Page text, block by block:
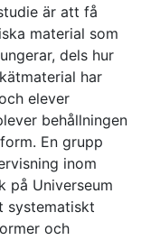
är att få
material som
dels hur
har
elever
behållningen
En grupp
inom
på Universeum
systematiskt
och